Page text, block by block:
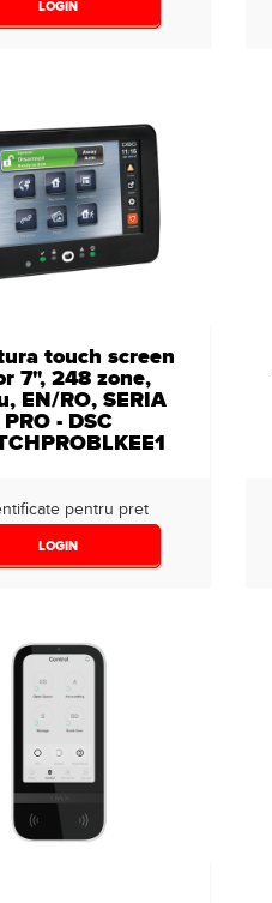
LOGIN
touch screen
7", 248 zone,
EN/RO, SERIA
PRO - DSC
pentru pret
LOGIN